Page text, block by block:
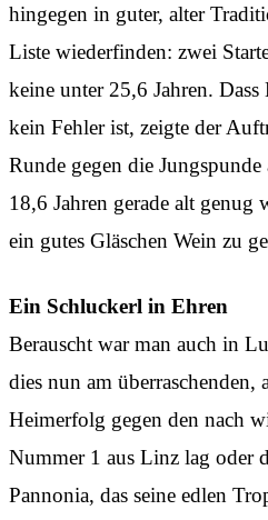
hingegen in guter, alter
Liste wiederfinden: zwei
keine unter 25,6 Jahren.
kein Fehler ist, zeigte der
Runde gegen die
18,6 Jahren gerade alt genug
ein gutes Gläschen Wein zu
Ein Schluckerl in Ehren
Berauscht war man auch in
dies nun am überraschenden,
Heimerfolg gegen den nach
Nummer 1 aus Linz lag oder
Pannonia, das seine edlen